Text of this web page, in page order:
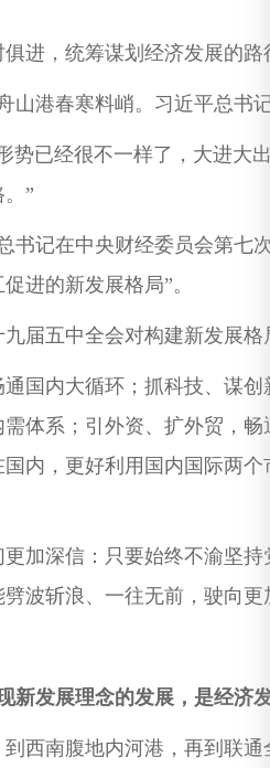
，统筹谋划经济发展的路
港春寒料峭。习近平总书
已经很不一样了，大进大
”
记在中央财经委员会第七
进的新发展格局”。
届五中全会对构建新发展格
内大循环；抓科技、谋创
需体系；引外资、扩外贸，
内，更好利用国内国际两
深信：只要始终不渝坚持
波斩浪、一往无前，驶向
发展理念的发展，是经济发
南腹地内河港，再到联通